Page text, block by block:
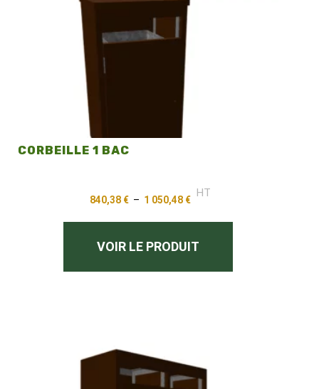
CORBEILLE 1 BAC
840,38 € – 1 050,48 €
HT
VOIR LE PRODUIT